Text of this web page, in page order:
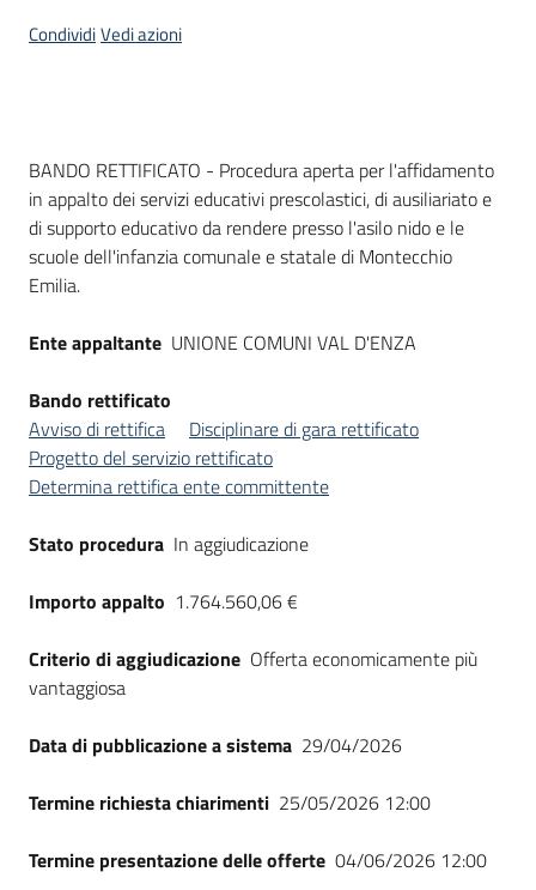
CondividiVedi azioni
Dati del bando
BANDO RETTIFICATO - Procedura aperta per l'affidamento
in appalto dei servizi educativi prescolastici, di ausiliariato e
di supporto educativo da rendere presso l'asilo nido e le
scuole dell'infanzia comunale e statale di Montecchio
Emilia.
Ente appaltante UNIONE COMUNI VAL D'ENZA
Bando rettificato
Avviso di rettifica
Disciplinare di gara rettificato
Progetto del servizio rettificato
Determina rettifica ente committente
Stato procedura In aggiudicazione
Importo appalto 1.764.560,06 €
Criterio di aggiudicazione Offerta economicamente più
vantaggiosa
Data di pubblicazione a sistema 29/04/2026
Termine richiesta chiarimenti 25/05/2026 12:00
Termine presentazione delle offerte 04/06/2026 12:00